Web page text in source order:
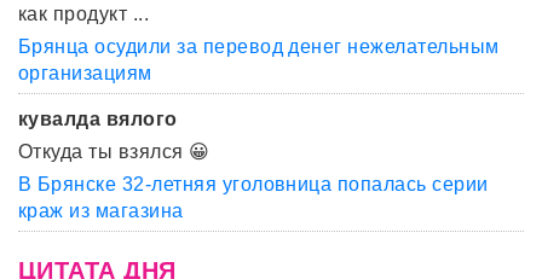
как продукт ...
Брянца осудили за перевод денег нежелательным
организациям
кувалда вялого
Откуда ты взялся 😀
В Брянске 32-летняя уголовница попалась серии
краж из магазина
ЦИТАТА ДНЯ